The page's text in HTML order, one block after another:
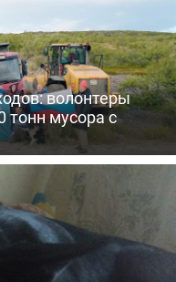
волонтеры
тонн мусора с